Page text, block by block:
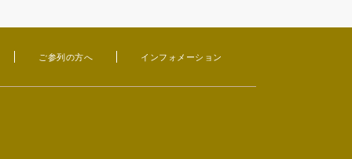
ご参列の方へ インフォメーション